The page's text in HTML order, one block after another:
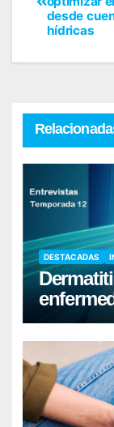
desde
hídricas
DESTACADAS
requiere
piel